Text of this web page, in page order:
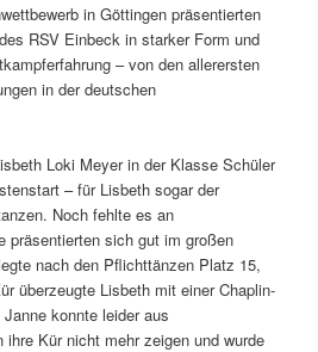
in Göttingen präsentierten
RSV Einbeck in starker Form und
– von den allerersten
in der deutschen
Loki Meyer in der Klasse Schüler
– für Lisbeth sogar der
Noch fehlte es an
präsentierten sich gut im großen
nach den Pflichttänzen Platz 15,
überzeugte Lisbeth mit einer Chaplin-
konnte leider aus
ihre Kür nicht mehr zeigen und wurde